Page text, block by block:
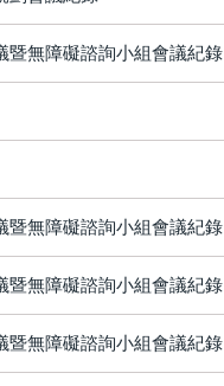
暨無障礙諮詢小組會議紀錄
暨無障礙諮詢小組會議紀錄
暨無障礙諮詢小組會議紀錄
暨無障礙諮詢小組會議紀錄